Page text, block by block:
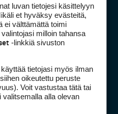
yhteystiedot
luvan tietojesi käsittelyyn
et hyväksy evästeitä,
ei välttämättä toimi
milloin tahansa
-linkkiä sivuston
tietojasi myös ilman
oikeutettu peruste
Voit vastustaa tätä tai
alla olevan